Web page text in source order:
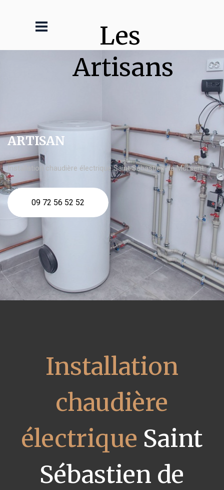
Les
Artisans
ARTISAN
Installation chaudière électrique Saint Sébastien de Morsent
09 72 56 52 52
Installation
chaudière
électrique Saint
Sébastien de